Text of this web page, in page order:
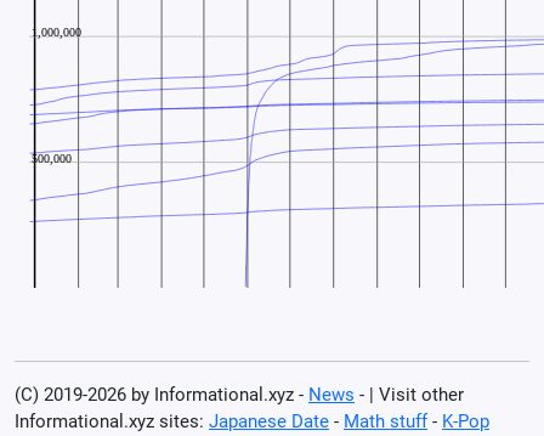
(C) 2019-2026 by Informational.xyz - News - | Visit other
Informational.xyz sites: Japanese Date - Math stuff- K-Pop